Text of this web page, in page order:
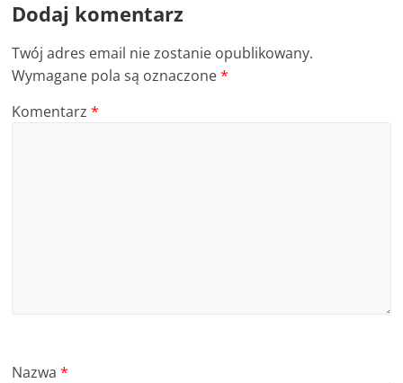
Dodaj komentarz
Twój adres email nie zostanie opublikowany.
Wymagane pola są oznaczone*
Komentarz*
Nazwa*